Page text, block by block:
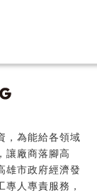
，為能給各領域
讓廠商落腳高
雄市政府經濟發
人專責服務，